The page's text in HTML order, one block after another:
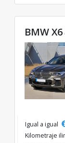
BMW X6
Igual a igual
Kilometraje